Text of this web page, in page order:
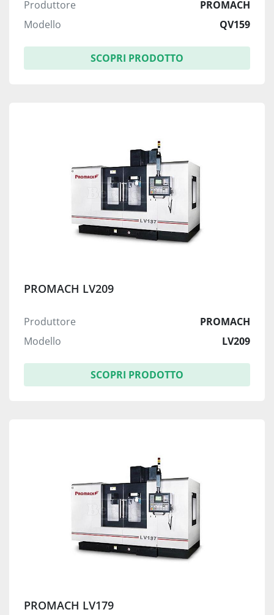
Produttore
PROMACH
Modello
QV159
SCOPRI PRODOTTO
PROMACH LV209
Produttore
PROMACH
Modello
LV209
SCOPRI PRODOTTO
PROMACH LV179